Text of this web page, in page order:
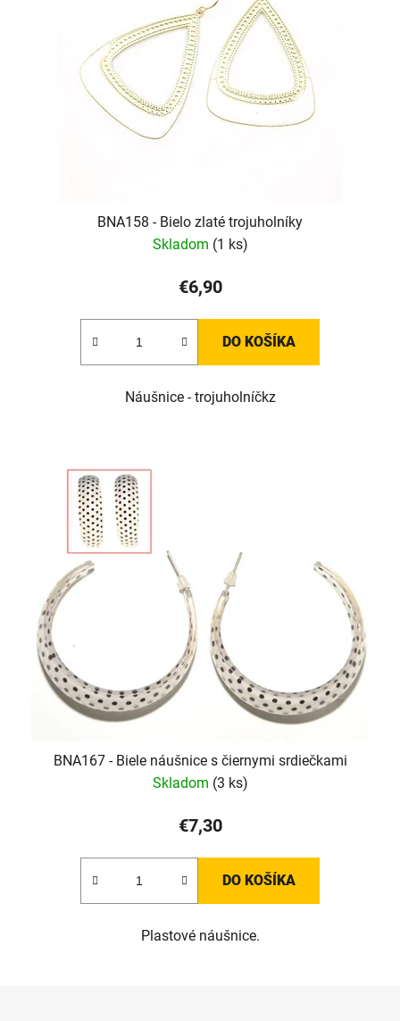
BNA158 - Bielo zlaté trojuholníky
Skladom (1 ks)
€6,90
DO KOŠÍKA
Náušnice - trojuholníčkz
BNA167 - Biele náušnice s čiernymi srdiečkami
Skladom (3 ks)
€7,30
DO KOŠÍKA
Plastové náušnice.